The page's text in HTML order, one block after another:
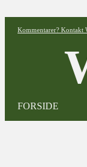
Kommentarer? Kontakt
FORSIDE